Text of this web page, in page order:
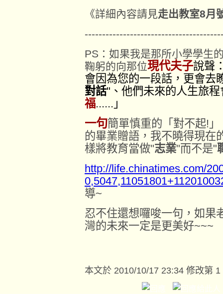
《詳細內容請見走出教室8月
PS：如果我是那所小學學生
鞠躬的向那位現代夫子說聲
會因為您的一段話，更會去
對話"、他們未來的人生旅
福......」
一句簡單慎重的「對不起!
的畢業贈語，我不曉得現在
樣將教育當做"志業"而不是"
http://life.chinatimes.com/
導~
忍不住還想囉唆一句，如果
灣的未來一定是更美好~~~
本文於 2010/10/17 23:34 修改第 1